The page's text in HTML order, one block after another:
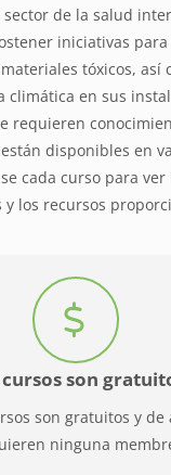
de la salud
iniciativas
tóxicos, así
climática en sus
requieren
disponibles en
cada curso para ver
y los recursos
cursos son
son gratuitos y de
ninguna